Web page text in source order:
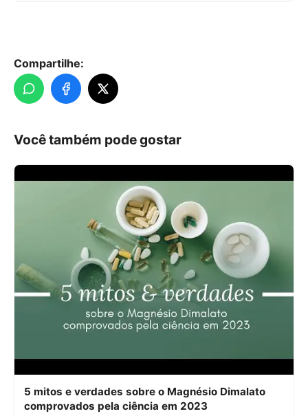
Compartilhe:
Você também pode gostar
5 mitos e verdades sobre o Magnésio Dimalato
comprovados pela ciência em 2023